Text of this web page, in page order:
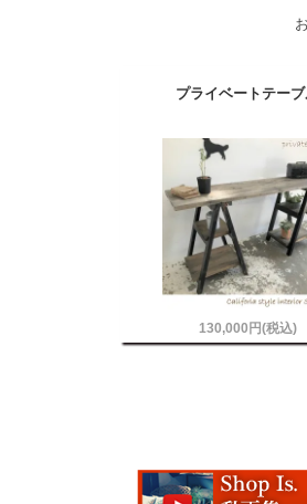
プライベートテー
130,000円(税込)